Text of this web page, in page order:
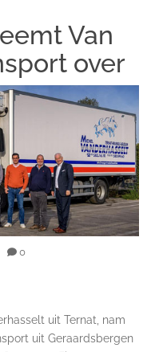
Van
over
0
uit Ternat, nam
uit Geraardsbergen